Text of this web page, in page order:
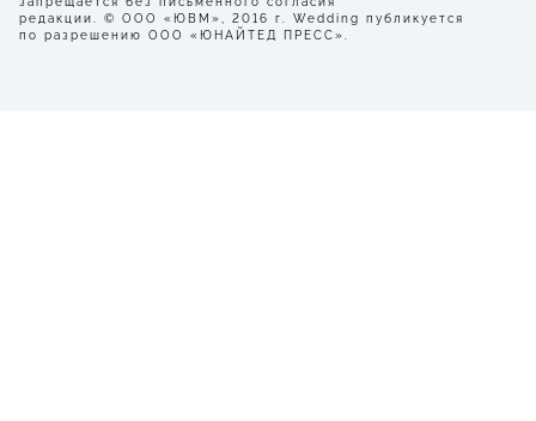
редакции. © ООО «ЮВМ», 2016 г. Wedding публикуется
по разрешению ООО «ЮНАЙТЕД ПРЕСС».